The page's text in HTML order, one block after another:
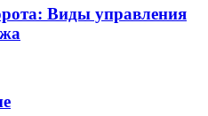
Виды управления